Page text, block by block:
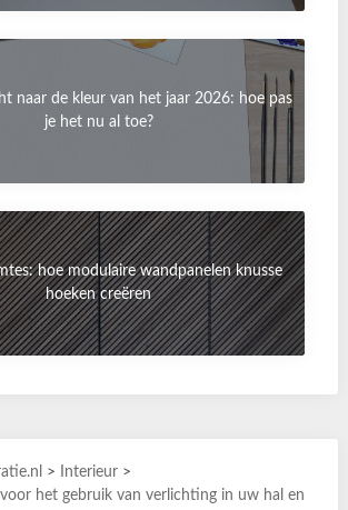
naar de kleur van het jaar 2026: hoe pas
je het nu al toe?
hoe modulaire wandpanelen knusse
hoeken creëren
> Interieur>
het gebruik van verlichting in uw hal en